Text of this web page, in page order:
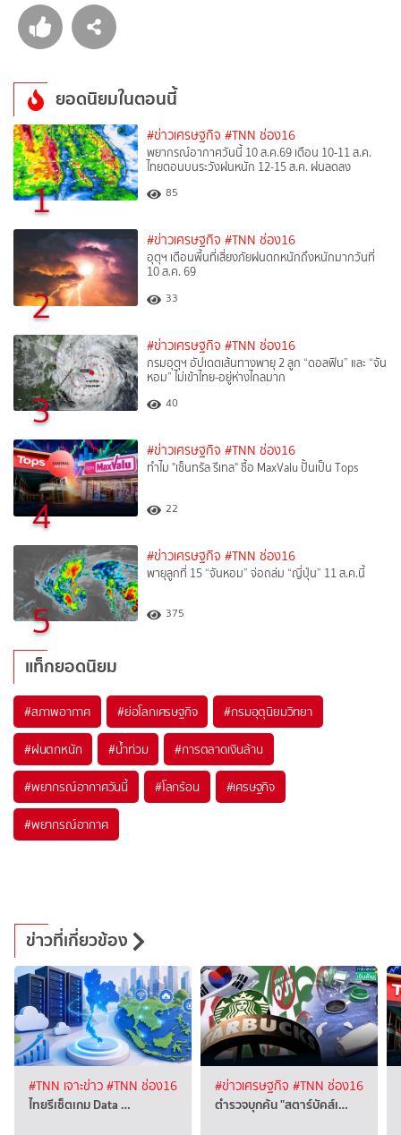
ยอดนิยมในตอนนี้
1
#ข่าวเศรษฐกิจ #TNN ช่อง16
พยากรณ์อากาศวันนี้ 10 ส.ค.69 เตือน 10-11 ส.ค.
ไทยตอนบนระวังฝนหนัก 12-15 ส.ค. ฝนลดลง
85
2
#ข่าวเศรษฐกิจ #TNN ช่อง16
อุตุฯ เตือนพื้นที่เสี่ยงภัยฝนตกหนักถึงหนักมากวันที่
10 ส.ค. 69
33
3
#ข่าวเศรษฐกิจ #TNN ช่อง16
กรมอุตุฯ อัปเดตเส้นทางพายุ 2 ลูก “ดอลฟิน” และ “จัน
หอม” ไม่เข้าไทย-อยู่ห่างไกลมาก
40
4
#ข่าวเศรษฐกิจ #TNN ช่อง16
ทำไม "เซ็นทรัล รีเทล" ซื้อ MaxValu ปั้นเป็น Tops
22
5
#ข่าวเศรษฐกิจ #TNN ช่อง16
พายุลูกที่ 15 “จันหอม” จ่อถล่ม “ญี่ปุ่น” 11 ส.ค.นี้
375
แท็กยอดนิยม
#สภาพอากาศ #ย่อโลกเศรษฐกิจ #กรมอุตุนิยมวิทยา
#ฝนตกหนัก #น้ำท่วม #การตลาดเงินล้าน
#พยากรณ์อากาศวันนี้ #โลกร้อน #เศรษฐกิจ
#พยากรณ์อากาศ
ข่าวที่เกี่ยวข้อง
#TNN เจาะข่าว#TNN ช่อง16
ไทยรีเซ็ตเกม Data …
#ข่าวเศรษฐกิจ #TNN ช่อง16
ตำรวจบุกค้น "สตาร์บัคส์เ…